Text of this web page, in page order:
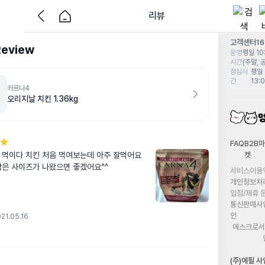
리뷰
카르나4
오리지날 치킨 1.36kg
이다 치킨 처음 먹여보는데 아주 잘먹어요
사이즈가 나왔으면 좋겠어요^^
고객센터
운영
시간
평일
(주말,
점심시
간
평
FAQB2B마
켓
서비스이용
개인정보처
입점/제휴
통신판매사
인
에스크로
(주)에필 사